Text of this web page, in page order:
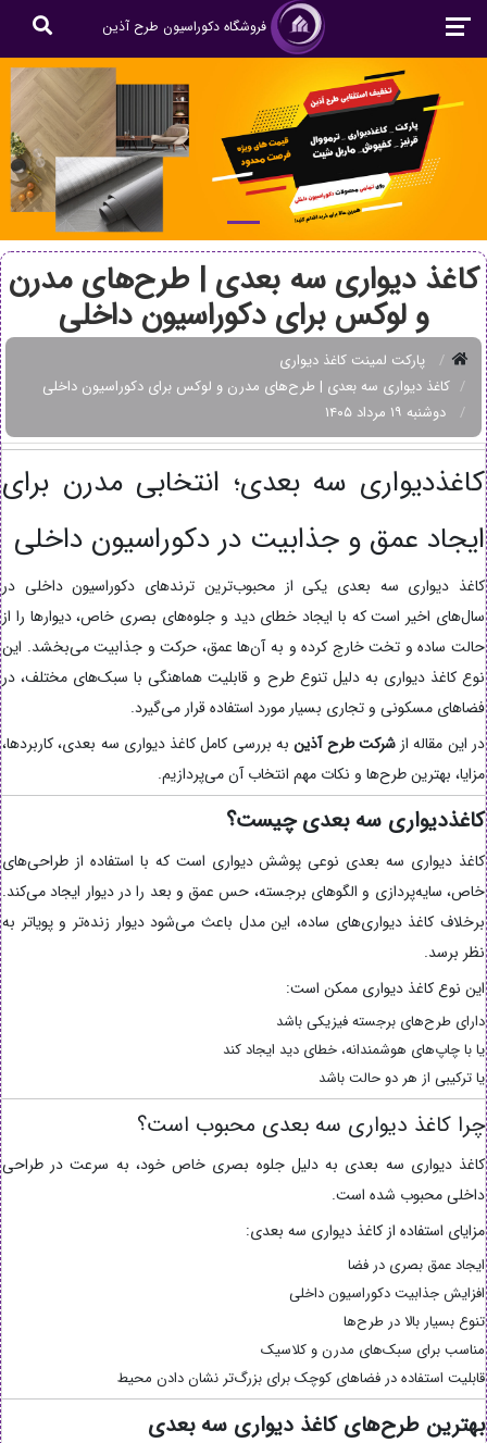
فروشگاه دکوراسیون طرح آذین
کاغذ دیواری سه بعدی | طرح‌های مدرن
و لوکس برای دکوراسیون داخلی
پارکت لمینت کاغذ دیواری
کاغذ دیواری سه بعدی | طرح‌های مدرن و لوکس برای دکوراسیون داخلی
دوشنبه ۱۹ مرداد ۱۴۰۵
کاغذدیواری سه بعدی؛ انتخابی مدرن برای
ایجاد عمق و جذابیت در دکوراسیون داخلی
کاغذ دیواری سه بعدی یکی از محبوب‌ترین ترندهای دکوراسیون داخلی در
سال‌های اخیر است که با ایجاد خطای دید و جلوه‌های بصری خاص، دیوارها را از
حالت ساده و تخت خارج کرده و به آن‌ها عمق، حرکت و جذابیت می‌بخشد. این
نوع کاغذ دیواری به دلیل تنوع طرح و قابلیت هماهنگی با سبک‌های مختلف، در
فضاهای مسکونی و تجاری بسیار مورد استفاده قرار می‌گیرد.
در این مقاله ازشرکت طرح آذینبه بررسی کامل کاغذ دیواری سه بعدی، کاربردها،
مزایا، بهترین طرح‌ها و نکات مهم انتخاب آن می‌پردازیم.
کاغذدیواری سه بعدی چیست؟
کاغذ دیواری سه بعدی نوعی پوشش دیواری است که با استفاده از طراحی‌های
خاص، سایه‌پردازی و الگوهای برجسته، حس عمق و بعد را در دیوار ایجاد می‌کند.
برخلاف کاغذ دیواری‌های ساده، این مدل باعث می‌شود دیوار زنده‌تر و پویا‌تر به
نظر برسد.
این نوع کاغذ دیواری ممکن است:
دارای طرح‌های برجسته فیزیکی باشد
یا با چاپ‌های هوشمندانه، خطای دید ایجاد کند
یا ترکیبی از هر دو حالت باشد
چرا کاغذ دیواری سه بعدی محبوب است؟
کاغذ دیواری سه بعدی به دلیل جلوه بصری خاص خود، به سرعت در طراحی
داخلی محبوب شده است.
مزایای استفاده از کاغذ دیواری سه بعدی:
ایجاد عمق بصری در فضا
افزایش جذابیت دکوراسیون داخلی
تنوع بسیار بالا در طرح‌ها
مناسب برای سبک‌های مدرن و کلاسیک
قابلیت استفاده در فضاهای کوچک برای بزرگ‌تر نشان دادن محیط
بهترین طرح‌های کاغذ دیواری سه بعدی